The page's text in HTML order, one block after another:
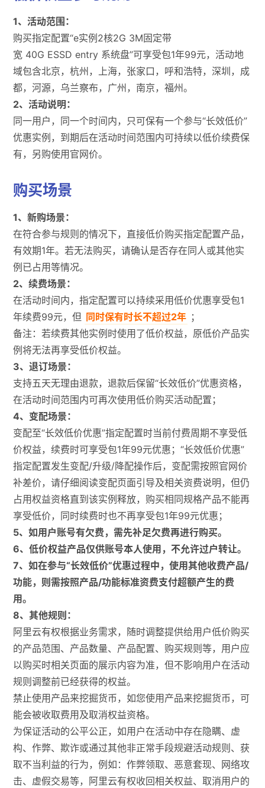
1、活动范围：
购买指定配置“e实例2核2G 3M固定带
宽 40G ESSD entry 系统盘”可享受包1年99元，活动地
域包含北京，杭州，上海，张家口，呼和浩特，深圳，成
都，河源，乌兰察布，广州，南京，福州。
2、活动说明：
同一用户，同一个时间内，只可保有一个参与“长效低价”
优惠实例，到期后在活动时间范围内可持续以低价续费保
有，另购使用官网价。
购买场景
1、新购场景：
在符合参与规则的情况下，直接低价购买指定配置产品，
有效期1年。若无法购买，请确认是否存在同人或其他实
例已占用等情况。
2、续费场景：
在活动时间内，指定配置可以持续采用低价优惠享受包1
年续费99元，但 同时保有时长不超过2年 ；
备注：若续费其他实例时使用了低价权益，原低价产品实
例将无法再享受低价权益。
3、退订场景：
支持五天无理由退款，退款后保留“长效低价”优惠资格，
在活动时间范围内可再次使用低价购买活动配置；
4、变配场景：
变配至“长效低价优惠”指定配置时当前付费周期不享受低
价权益，续费时可享受包1年99元优惠；“长效低价优惠”
指定配置发生变配/升级/降配操作后，变配需按照官网价
补差价，请仔细阅读变配页面引导及相关资费说明，但仍
占用权益资格直到该实例释放，购买相同规格产品不能再
享受低价，同时续费时也不再享受包1年99元优惠；
5、如用户账号有欠费，需先补足欠费再进行购买。
6、低价权益产品仅供账号本人使用，不允许过户转让。
7、如在参与“长效低价”优惠过程中，使用其他收费产品/
功能，则需按照产品/功能标准资费支付超额产生的费
用。
8、其他规则：
阿里云有权根据业务需求，随时调整提供给用户低价购买
的产品范围、产品数量、产品配置、购买规则等，用户应
以购买时相关页面的展示内容为准，但不影响用户在活动
规则调整前已经获得的权益。
禁止使用产品来挖掘货币，如您使用产品来挖掘货币，可
能会被收取费用及取消权益资格。
为保证活动的公平公正，如用户在活动中存在隐瞒、虚
构、作弊、欺诈或通过其他非正常手段规避活动规则、获
取不当利益的行为，例如：作弊领取、恶意套现、网络攻
击、虚假交易等，阿里云有权收回相关权益、取消用户的